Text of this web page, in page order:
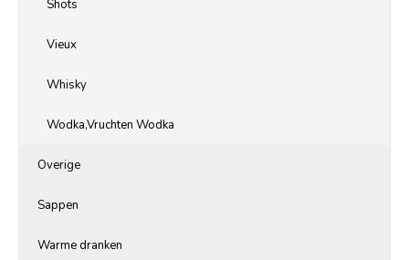
Shots
Vieux
Whisky
Wodka,Vruchten Wodka
Overige
Sappen
Warme dranken